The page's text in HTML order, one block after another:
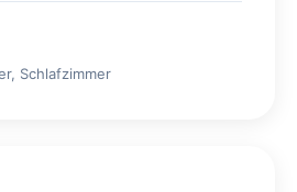
Schlafzimmer